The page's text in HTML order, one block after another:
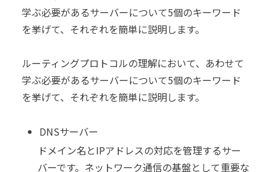
学ぶ必要があるサーバーについて5個のキーワード
を挙げて、それぞれを簡単に説明します。
ルーティングプロトコルの理解において、あわせて
学ぶ必要があるサーバーについて5個のキーワード
を挙げて、それぞれを簡単に説明します。
DNSサーバー
ドメイン名とIPアドレスの対応を管理するサー
バーです。ネットワーク通信の基盤として重要な